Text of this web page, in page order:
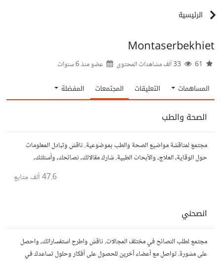
الرئيسية
Montaserbekhiet
عضو منذ6 سنوات
المساهمات التعليقات المجتمعات المفضلة
الصحة والطب
مجتمع لمناقشة مواضيع الصحة والطب بموضوعية. ناقش وتبادل المعلومات
حول الوقاية، العلاج، والأبحاث الطبية. شارك مقالاتك، نصائحك، وأسئلتك،
47.6 ألف متابع
انصحني
مجتمع لطلب النصائح في مختلف المجالات. ناقش واطرح استفساراتك، واحصل
على مشورة. تواصل مع أعضاء آخرين للحصول على أفكار وحلول تساعدك في